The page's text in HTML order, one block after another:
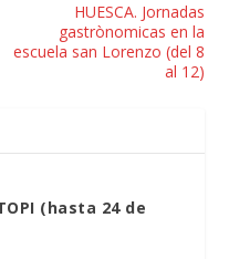
HUESCA. Jornadas
gastrònomicas en la
escuela san Lorenzo (del 8
al 12)
(hasta 24 de